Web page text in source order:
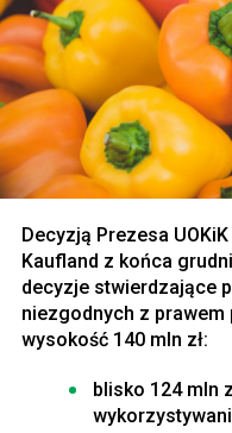
Decyzją Prezesa
Kaufland z końca
decyzje stwierdzające
niezgodnych z prawem
wysokość 140 mln zł:
blisko 124 mln